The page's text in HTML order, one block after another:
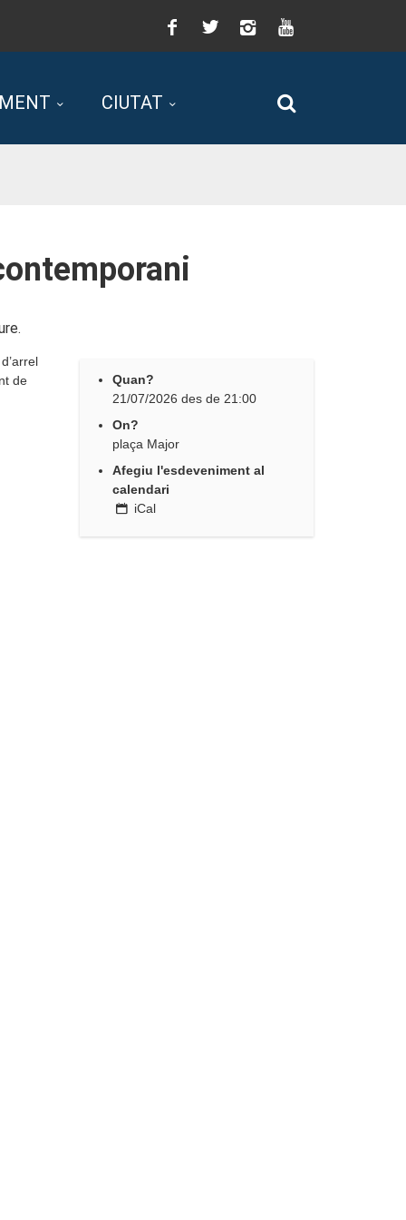
Facebook
Twitter Instagram
CIUTAT
de
Quan?
21/07/2026 des de21:00
On?
plaça Major
Afegiu l'esdeveniment al
calendari
iCal